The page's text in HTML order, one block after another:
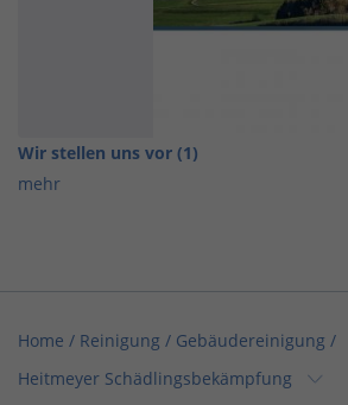
Wir stellen uns vor (1)
mehr
Home / Reinigung / Gebäudereinigung /
Heitmeyer Schädlingsbekämpfung